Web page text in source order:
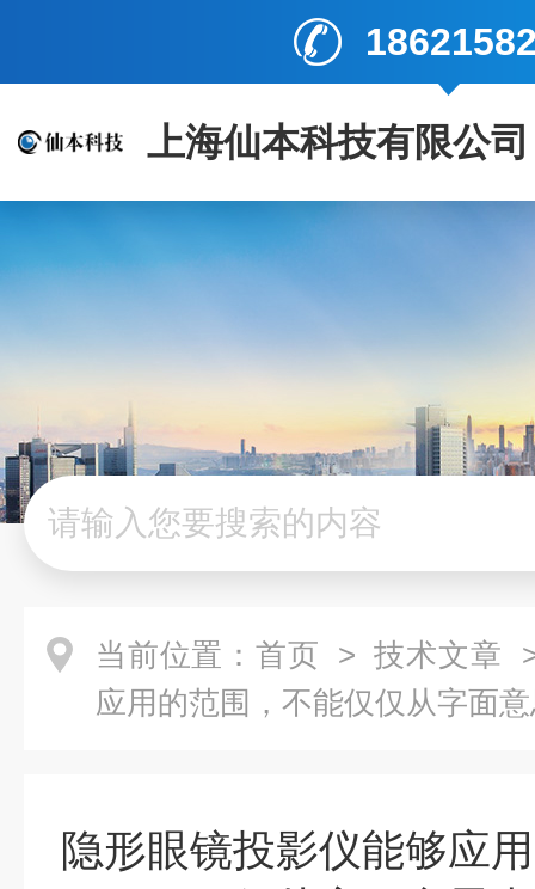
上海仙本科技有限公司
当前位置： 首页 > 技术文章
应用的范围，不能仅仅从字面
隐形眼镜投影仪能够应